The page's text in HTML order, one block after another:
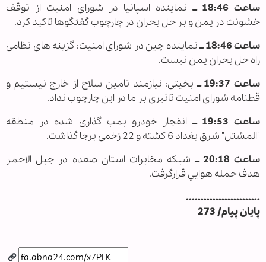
ساعت 18:46 ــ
نماینده اسپانیا در شورای امنیت از توقف
خشونت در یمن و بر حل بحران در چارچوب گفتگوها تاکید کرد.
ساعت 18:46 ــ
نماینده چین در شورای امنیت: گزینه های نظامی
راه حل بحران یمن نیست.
ساعت 19:37 ــ
بخیتی: نیازمند تامین سلاح از خارج نیستیم و
قطنامه شورای امنیت تاثیری بر ما در این چارچوب نداد.
ساعت 19:53 ــ
انفجار خودرو بمب گذاری شده در منطقه
"المشتل" شرق بغداد 6 کشته و 22 زخمی برجا گذاشت.
ساعت 20:18 ــ
شبکه مخابرات استان صعده در جبل الاحمر
هدف حمله هوایي قرارگرفت.
.........................
پایان پیام/ 273